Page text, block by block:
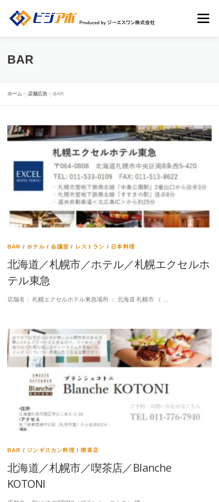
メニュー
HOME
店舗広告一覧
BAR
ホーム »店舗広告 »BAR
BAR /ホテル/会議室 / レストラン / 日本料理
北海道／札幌市／ホテル／札幌エクセルホ
テル東急
店舗名： 札幌エクセルホテル東急場所 ： 北海道 札幌市 （ …
BAR / ジンギスカン料理 /喫茶店
北海道／札幌市／喫茶店／Blanche
KOTONI